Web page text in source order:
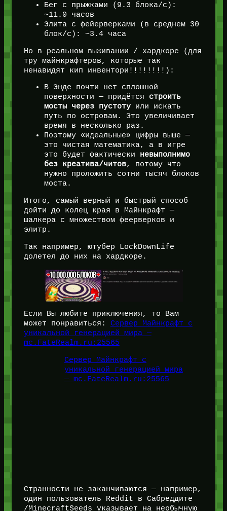
Бег с прыжками (9.3 блока/с):
~11.0 часов
Элита с фейерверками (в среднем 30
блок/с): ~3.4 часа
Но в реальном выживании / хардкоре (для
тру майнкрафтеров, которые так
ненавидят кип инвентори!!!!!!!!):
В Энде почти нет сплошной
поверхности — придётся строить
мосты через пустотуили искать
путь по островам. Это увеличивает
время в несколько раз.
Поэтому «идеальные» цифры выше —
это чистая математика, а в игре
это будет фактически невыполнимо
без креатива/читов, потому что
нужно проложить сотни тысяч блоков
моста.
Итого, самый верный и быстрый способ
дойти до колец края в Майнкрафт —
шалкера с множеством феерверков и
элитр.
Так например, ютубер LockDownLife
долетел до них на хардкоре.
Если Вы любите приключения, то Вам
может понравиться: Сервер Майнкрафт с
уникальной генерацией мира —
mc.FateRealm.ru:25565
Сервер Майнкрафт с
уникальной генерацией мира
— mc.FateRealm.ru:25565
Странности не заканчиваются — например,
один пользователь Reddit в Сабреддите
/MinecraftSeeds указывает на необычную